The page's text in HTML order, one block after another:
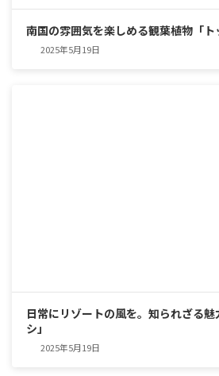
南国の雰囲気を楽しめる観葉植物「ト
2025年5月19日
日常にリゾートの風を。知られざる
シ」
2025年5月19日